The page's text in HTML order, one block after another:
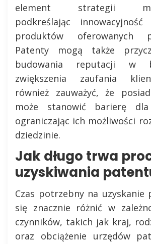
element strategii
podkreślając
produktów oferowanych
Patenty mogą także
budowania reputacji w
zwiększenia zaufania
również zauważyć, że
może stanowić barierę dla
ograniczając ich możliwości
dziedzinie.
Jak długo trwa
uzyskiwania
Czas potrzebny na uzyskanie
się znacznie różnić w
czynników, takich jak kraj,
oraz obciążenie urzędów